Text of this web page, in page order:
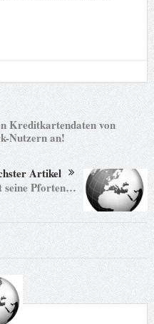
Kreditkartendaten von
Nutzern an!
Artikel
seine Pforten…